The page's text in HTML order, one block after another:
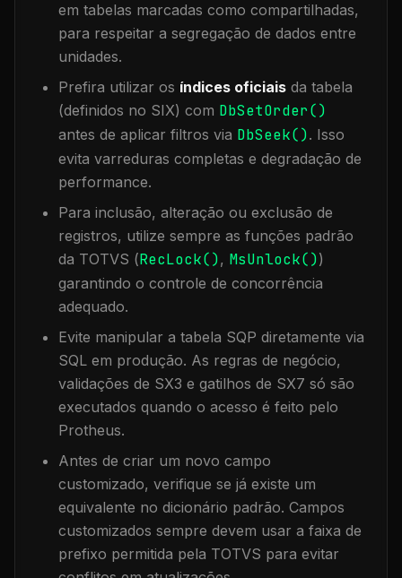
em tabelas marcadas como compartilhadas,
para respeitar a segregação de dados entre
unidades.
Prefira utilizar os índices oficiais da tabela
(definidos no SIX) com DbSetOrder()
antes de aplicar filtros via DbSeek(). Isso
evita varreduras completas e degradação de
performance.
Para inclusão, alteração ou exclusão de
registros, utilize sempre as funções padrão
da TOTVS (RecLock(), MsUnlock())
garantindo o controle de concorrência
adequado.
Evite manipular a tabela SQP diretamente via
SQL em produção. As regras de negócio,
validações de SX3 e gatilhos de SX7 só são
executados quando o acesso é feito pelo
Protheus.
Antes de criar um novo campo
customizado, verifique se já existe um
equivalente no dicionário padrão. Campos
customizados sempre devem usar a faixa de
prefixo permitida pela TOTVS para evitar